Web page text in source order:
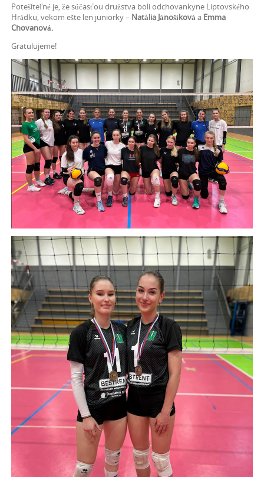
Potešiteľné je, že súčasťou družstva boli odchovankyne Liptovského
Hrádku, vekom ešte len juniorky – Natália Jánošíková a Emma
Chovanová.
Gratulujeme!